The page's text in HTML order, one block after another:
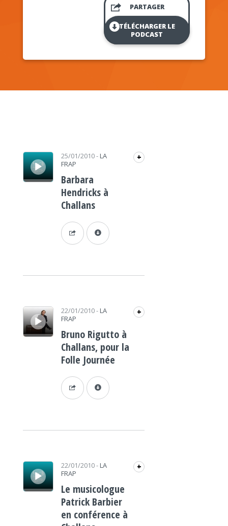
PARTAGER
TÉLÉCHARGER LE
PODCAST
Lecteur audio 25/01/2010- LA
FRAP
+
Barbara
Hendricks à
Challans
Lecteur audio 22/01/2010- LA
FRAP
+
Bruno Rigutto à
Challans, pour la
Folle Journée
Lecteur audio 22/01/2010- LA
FRAP
+
Le musicologue
Patrick Barbier
en conférence à